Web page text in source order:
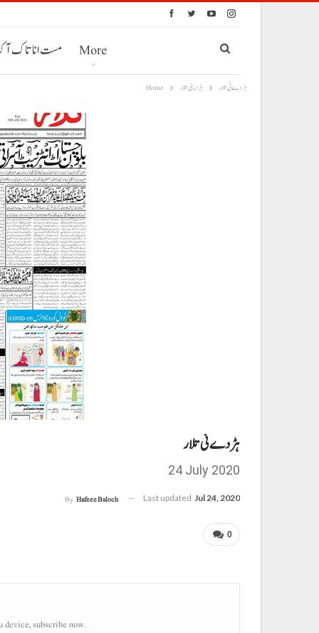
مست انا تاک More
Home ہڑدیئی تلار ہڑدے ئی تلار
ہڑدے ئی تلار
24 July 2020
By Hafeez Baloch Last updated Jul 24, 2020
0
subscribe now.